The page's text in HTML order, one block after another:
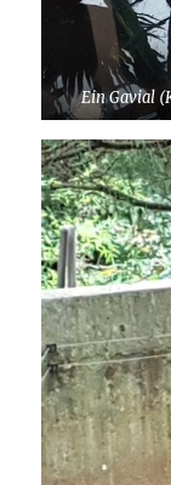
Ein Gavial